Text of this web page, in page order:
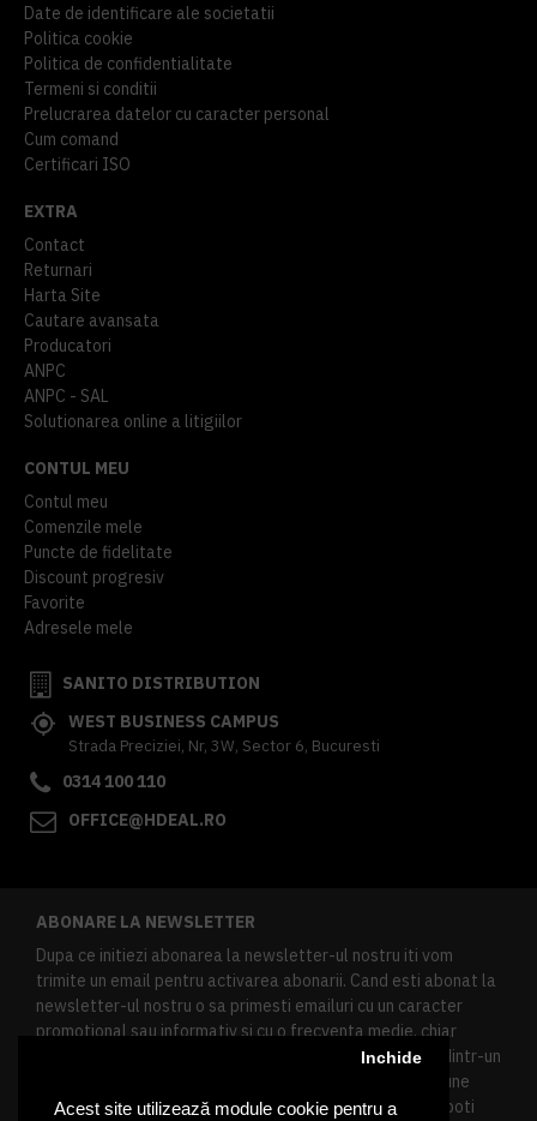
Acest site utilizează module cookie pentru a
Inchide
Date de identificare ale societatii
Politica cookie
Politica de confidentialitate
Termeni si conditii
Prelucrarea datelor cu caracter personal
Cum comand
Certificari ISO
EXTRA
Contact
Returnari
Harta Site
Cautare avansata
Producatori
ANPC
ANPC - SAL
Solutionarea online a litigiilor
CONTUL MEU
Contul meu
Comenzile mele
Puncte de fidelitate
Discount progresiv
Favorite
Adresele mele
SANITO DISTRIBUTION
WEST BUSINESS CAMPUS
Strada Preciziei, Nr, 3W, Sector 6, Bucuresti
0314 100 110
OFFICE@HDEAL.RO
ABONARE LA NEWSLETTER
Dupa ce initiezi abonarea la newsletter-ul nostru iti vom
trimite un email pentru activarea abonarii. Cand esti abonat la
newsletter-ul nostru o sa primesti emailuri cu un caracter
promotional sau informativ si cu o frecventa medie, chiar
redusa. Daca doresti sa te dezabonezi poti urma linkul dintr-un
newsletter primit, daca esti client inregistrat ai o sectiune
speciala in contul tau in acest scop, si de asemenea ne poti